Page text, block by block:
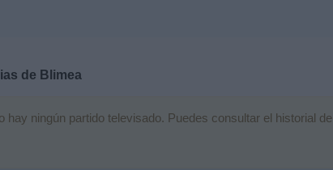
de Blimea
hay ningún partido televisado. Puedes consultar el historial de